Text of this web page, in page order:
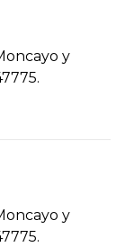
y
y